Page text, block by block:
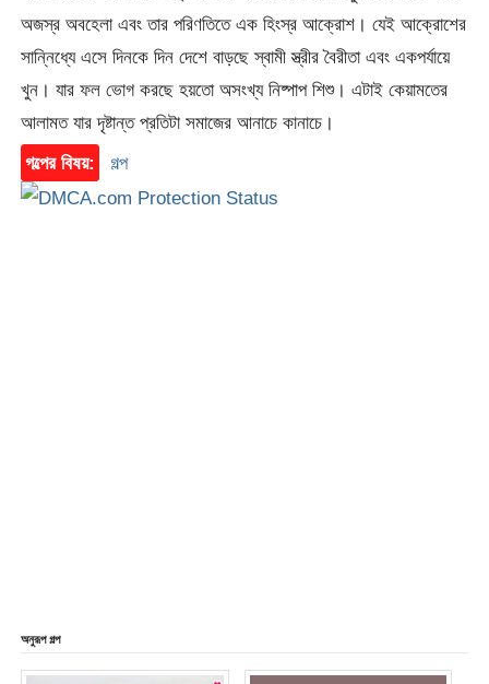
অজস্র অবহেলা এবং তার পরিণতিতে এক হিংস্র আক্রোশ। যেই আক্রোশের
সান্নিধ্যে এসে দিনকে দিন দেশে বাড়ছে স্বামী স্ত্রীর বৈরীতা এবং একপর্যায়ে
খুন। যার ফল ভোগ করছে হয়তো অসংখ্য নিষ্পাপ শিশু। এটাই কেয়ামতের
আলামত যার দৃষ্টান্ত প্রতিটা সমাজের আনাচে কানাচে।
গল্পের বিষয়:
গল্প
অনুরূপ গল্প